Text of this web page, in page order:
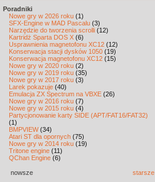
Poradniki
Nowe gry w 2026 roku (1)
SFX-Engine w MAD Pascalu (3)
Narzędzie do tworzenia scrolli (12)
Kartridż Sparta DOS X (6)
Usprawnienia magnetofonu XC12 (12)
Konserwacja stacji dysków 1050 (19)
Konserwacja magnetofonu XC12 (15)
Nowe gry w 2020 roku (2)
Nowe gry w 2019 roku (35)
Nowe gry w 2017 roku (3)
Larek pokazuje (40)
Emulacja ZX Spectrum na VBXE (26)
Nowe gry w 2016 roku (7)
Nowe gry w 2015 roku (4)
Partycjonowanie karty SIDE (APT/FAT16/FAT32)
(1)
BMPVIEW(34)
Atari ST dla opornych (75)
Nowe gry w 2014 roku (19)
Tritone engine (11)
QChan Engine (6)
nowsze starsze